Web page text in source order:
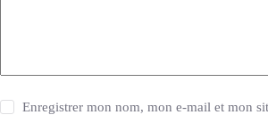
Enregistrer mon nom, mon e-mail et mon